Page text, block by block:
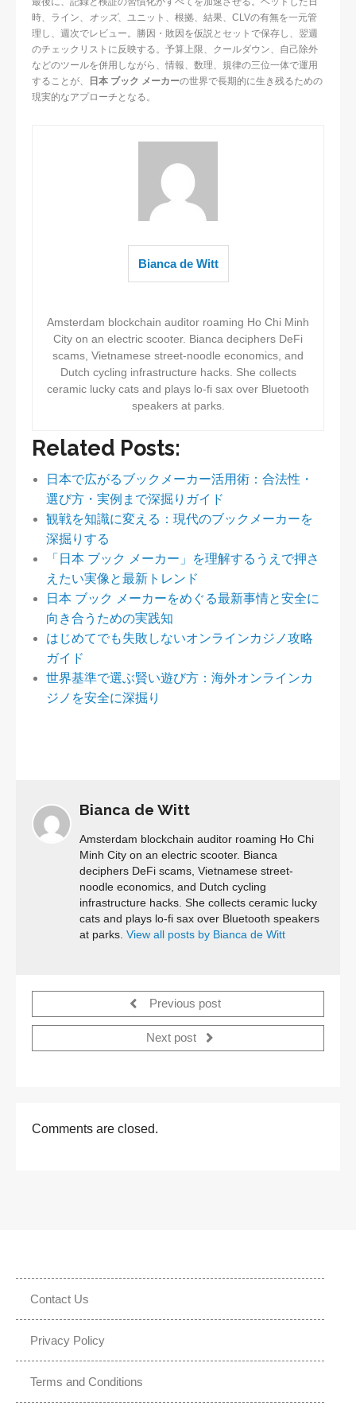
時、ライン、 オッズ、ユニット、根拠、結果、CLVの有無を一元管
理し、週次でレビュー。勝因・敗因を仮説とセットで保存し、翌週
のチェックリストに反映する。予算上限、クールダウン、自己除外
などのツールを併用しながら、情報、数理、規律の三位一体で運用
することが、
日本 ブック メーカーの世界で長期的に生き残るための
現実的なアプローチとなる。
Bianca de Witt
Amsterdam blockchain auditor roaming Ho Chi Minh
City on an electric scooter. Bianca deciphers DeFi
scams, Vietnamese street-noodle economics, and
Dutch cycling infrastructure hacks. She collects
ceramic lucky cats and plays lo-fi sax over Bluetooth
speakers at parks.
Related Posts:
日本で広がるブックメーカー活用術：合法性・
選び方・実例まで深掘りガイド
観戦を知識に変える：現代のブックメーカーを
深掘りする
「日本 ブック メーカー」を理解するうえで押さ
えたい実像と最新トレンド
日本 ブック メーカーをめぐる最新事情と安全に
向き合うための実践知
はじめてでも失敗しないオンラインカジノ攻略
ガイド
世界基準で選ぶ賢い遊び方：海外オンラインカ
ジノを安全に深掘り
Bianca de Witt
Amsterdam blockchain auditor roaming Ho Chi
Minh City on an electric scooter. Bianca
deciphers DeFi scams, Vietnamese street-
noodle economics, and Dutch cycling
infrastructure hacks. She collects ceramic lucky
cats and plays lo-fi sax over Bluetooth speakers
at parks. View all posts by Bianca de Witt
Previous post
Next post
Comments are closed.
Contact Us
Privacy Policy
Terms and Conditions